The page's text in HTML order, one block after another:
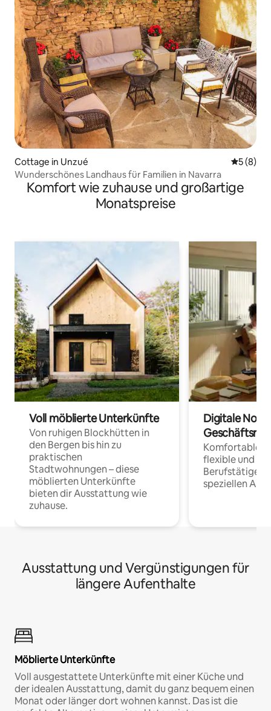
Cottage in Unzué
5 (8)
Wunderschönes Landhaus für Familien in Navarra
Komfort wie zuhause und großartige
Monatspreise
Voll möblierte Unterkünfte
Von ruhigen Blockhütten in
den Bergen bis hin zu
praktischen
Stadtwohnungen – diese
möblierten Unterkünfte
bieten dir Ausstattung wie
zuhause.
Digitale
Komfortable
flexible und
Berufstätige
speziellen
Ausstattung und Vergünstigungen für
längere Aufenthalte
Möblierte Unterkünfte
Voll ausgestattete Unterkünfte mit einer Küche und
der idealen Ausstattung, damit du ganz bequem einen
Monat oder länger dort wohnen kannst. Das ist die